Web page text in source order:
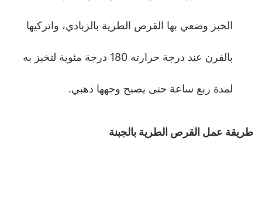
الخبز وضعي بها القرص الطرية بالزبادي، واتركيها
بالفرن عند درجة حرارته 180 درجة مئوية لتخبز به
لمدة ربع ساعة حتى يصبح وجهها ذهبي.
طريقة عمل القرص الطرية بالجبنة